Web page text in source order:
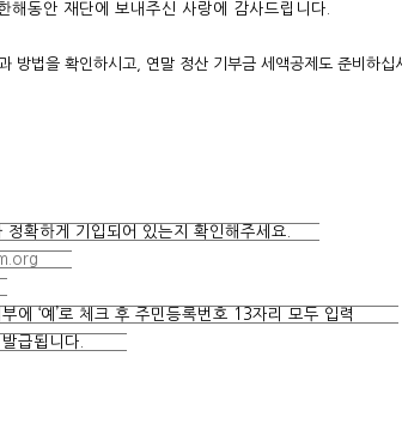
해동안 재단에 보내주신 사랑에 감사드립니다.
방법을 확인하시고, 연말 정산 기부금 세액공제도 준비하십
정확하게 기입되어 있는지 확인해주세요.
부에 ‘예’로 체크 후 주민등록번호 13자리 모두 입력
이 발급됩니다.